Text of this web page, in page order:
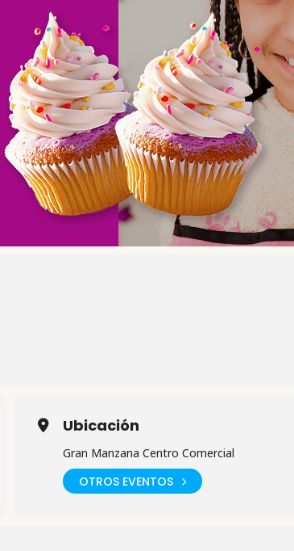
Ubicación
Gran Manzana Centro Comercial
OTROS EVENTOS